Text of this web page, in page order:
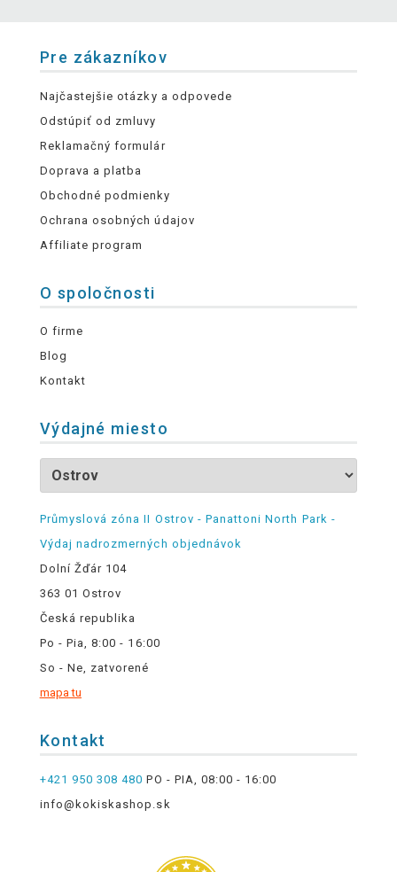
Pre zákazníkov
Najčastejšie otázky a odpovede
Odstúpiť od zmluvy
Reklamačný formulár
Doprava a platba
Obchodné podmienky
Ochrana osobných údajov
Affiliate program
O spoločnosti
O firme
Blog
Kontakt
Výdajné miesto
Průmyslová zóna II Ostrov - Panattoni North Park -
Výdaj nadrozmerných objednávok
Dolní Žďár 104
363 01 Ostrov
Česká republika
Po - Pia, 8:00 - 16:00
So - Ne, zatvorené
mapa tu
Kontakt
+421 950 308 480 PO - PIA, 08:00 - 16:00
info@kokiskashop.sk